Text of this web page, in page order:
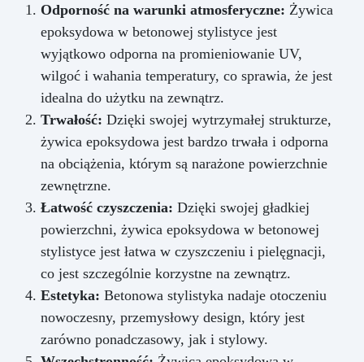
Odporność na warunki atmosferyczne: Żywica
epoksydowa w betonowej stylistyce jest
wyjątkowo odporna na promieniowanie UV,
wilgoć i wahania temperatury, co sprawia, że jest
idealna do użytku na zewnątrz.
Trwałość: Dzięki swojej wytrzymałej strukturze,
żywica epoksydowa jest bardzo trwała i odporna
na obciążenia, którym są narażone powierzchnie
zewnętrzne.
Łatwość czyszczenia: Dzięki swojej gładkiej
powierzchni, żywica epoksydowa w betonowej
stylistyce jest łatwa w czyszczeniu i pielęgnacji,
co jest szczególnie korzystne na zewnątrz.
Estetyka: Betonowa stylistyka nadaje otoczeniu
nowoczesny, przemysłowy design, który jest
zarówno ponadczasowy, jak i stylowy.